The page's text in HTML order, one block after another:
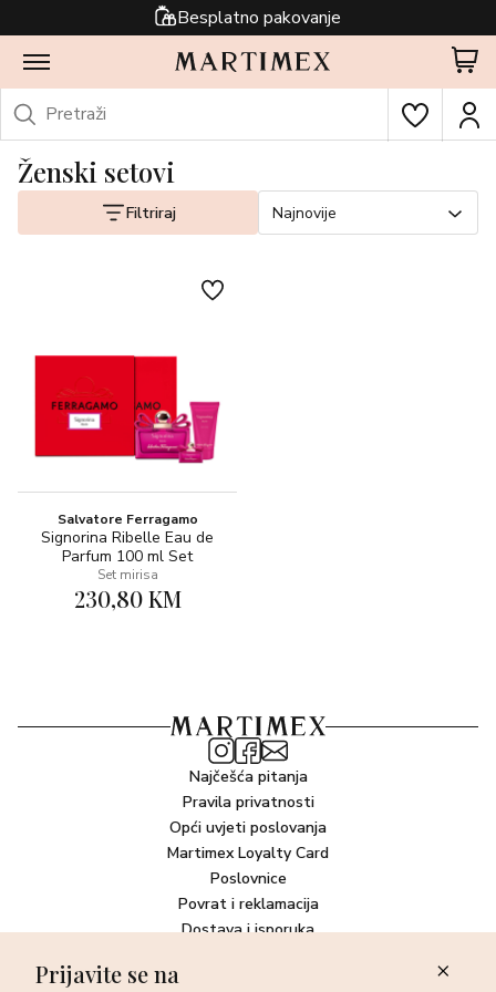
Besplatno pakovanje
Ženski setovi
Filtriraj Najnovije
Salvatore Ferragamo
Signorina Ribelle Eau de
Parfum 100 ml Set
Set mirisa
230,80 KM
Najčešća pitanja
Pravila privatnosti
Opći uvjeti poslovanja
Martimex Loyalty Card
Poslovnice
Povrat i reklamacija
Dostava i isporuka
Prijavite se na